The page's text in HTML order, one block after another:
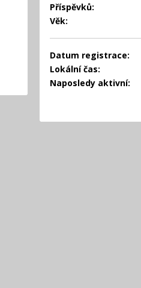
Příspěvků:
Věk:
Datum registrace:
Lokální čas:
Naposledy aktivní: